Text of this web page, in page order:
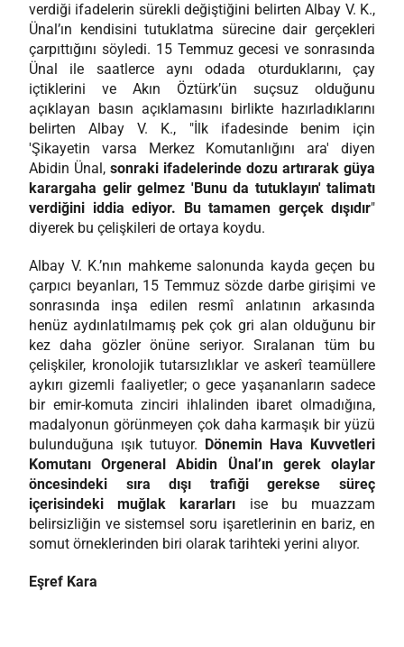
verdiği ifadelerin sürekli değiştiğini belirten Albay V. K.,
Ünal’ın kendisini tutuklatma sürecine dair gerçekleri
çarpıttığını söyledi. 15 Temmuz gecesi ve sonrasında
Ünal ile saatlerce aynı odada oturduklarını, çay
içtiklerini ve Akın Öztürk’ün suçsuz olduğunu
açıklayan basın açıklamasını birlikte hazırladıklarını
belirten Albay V. K., "İlk ifadesinde benim için
'Şikayetin varsa Merkez Komutanlığını ara' diyen
Abidin Ünal, sonraki ifadelerinde dozu artırarak güya
karargaha gelir gelmez 'Bunu da tutuklayın' talimatı
verdiğini iddia ediyor. Bu tamamen gerçek dışıdır"
diyerek bu çelişkileri de ortaya koydu.
Albay V. K.’nın mahkeme salonunda kayda geçen bu
çarpıcı beyanları, 15 Temmuz sözde darbe girişimi ve
sonrasında inşa edilen resmî anlatının arkasında
henüz aydınlatılmamış pek çok gri alan olduğunu bir
kez daha gözler önüne seriyor. Sıralanan tüm bu
çelişkiler, kronolojik tutarsızlıklar ve askerî teamüllere
aykırı gizemli faaliyetler; o gece yaşananların sadece
bir emir-komuta zinciri ihlalinden ibaret olmadığına,
madalyonun görünmeyen çok daha karmaşık bir yüzü
bulunduğuna ışık tutuyor. Dönemin Hava Kuvvetleri
Komutanı Orgeneral Abidin Ünal’ın gerek olaylar
öncesindeki sıra dışı trafiği gerekse süreç
içerisindeki muğlak kararları ise bu muazzam
belirsizliğin ve sistemsel soru işaretlerinin en bariz, en
somut örneklerinden biri olarak tarihteki yerini alıyor.
Eşref Kara